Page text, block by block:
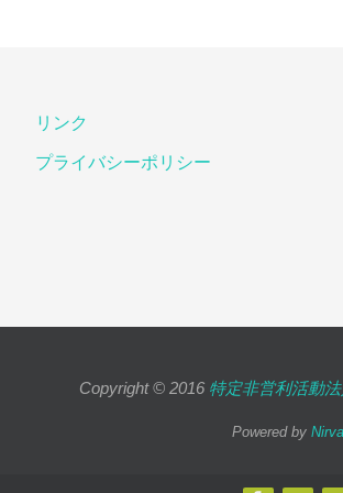
リンク
プライバシーポリシー
Copyright © 2016 特定非営利活動
Powered by